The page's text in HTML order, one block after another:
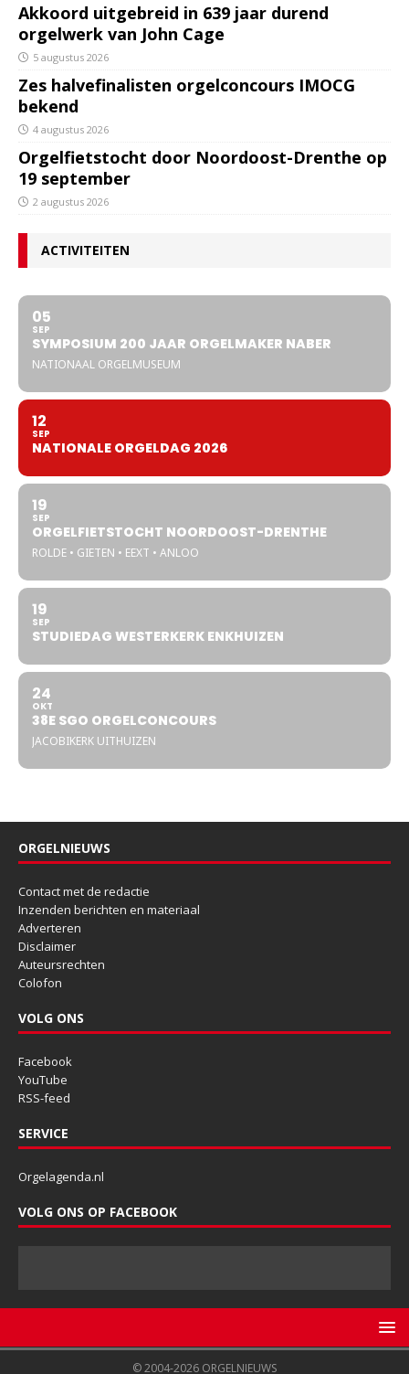
Akkoord uitgebreid in 639 jaar durend
orgelwerk van John Cage
5 augustus 2026
Zes halvefinalisten orgelconcours IMOCG
bekend
4 augustus 2026
Orgelfietstocht door Noordoost-Drenthe op
19 september
2 augustus 2026
ACTIVITEITEN
05
SEP
SYMPOSIUM 200 JAAR ORGELMAKER NABER
NATIONAAL ORGELMUSEUM
12
SEP
NATIONALE ORGELDAG 2026
19
SEP
ORGELFIETSTOCHT NOORDOOST-DRENTHE
ROLDE • GIETEN • EEXT • ANLOO
19
SEP
STUDIEDAG WESTERKERK ENKHUIZEN
24
OKT
38E SGO ORGELCONCOURS
JACOBIKERK UITHUIZEN
ORGELNIEUWS
Contact met de redactie
Inzenden berichten en materiaal
Adverteren
Disclaimer
Auteursrechten
Colofon
VOLG ONS
Facebook
YouTube
RSS-feed
SERVICE
Orgelagenda.nl
VOLG ONS OP FACEBOOK
© 2004-2026 ORGELNIEUWS